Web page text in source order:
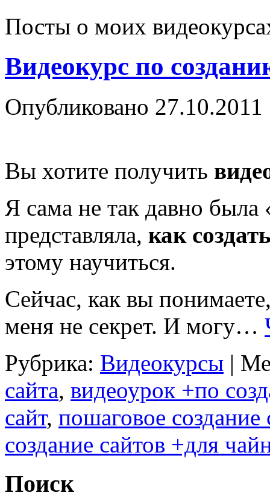
Посты о моих
Видеокурс по
Опубликовано 27.10.2011
Вы хотите получить
Я сама не так давно
представляла, как
этому научиться.
Сейчас, как вы
меня не секрет. И могу…
Рубрика: Видеокурсы |
сайта, видеоурок +по
сайт, пошаговое создание
создание сайтов +для
Поиск